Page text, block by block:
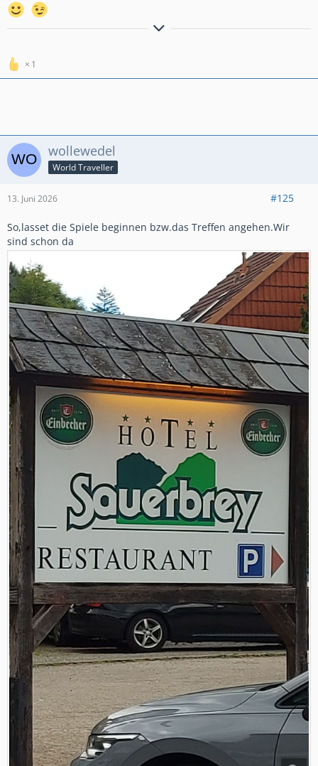
immer eine Gute Fahrt,
Louis 1
wollewedel
World Traveller
13. Juni 2026 #125
So,lasset die Spiele beginnen bzw.das Treffen angehen.Wir
sind schon da